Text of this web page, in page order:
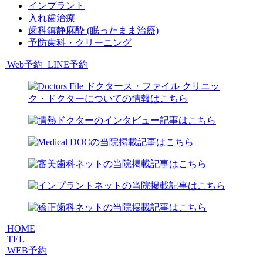
インプラント
入れ歯治療
歯科鎮静麻酔 (眠ったまま治療)
予防歯科・クリーニング
Web予約 LINE予約
HOME
TEL
WEB予約